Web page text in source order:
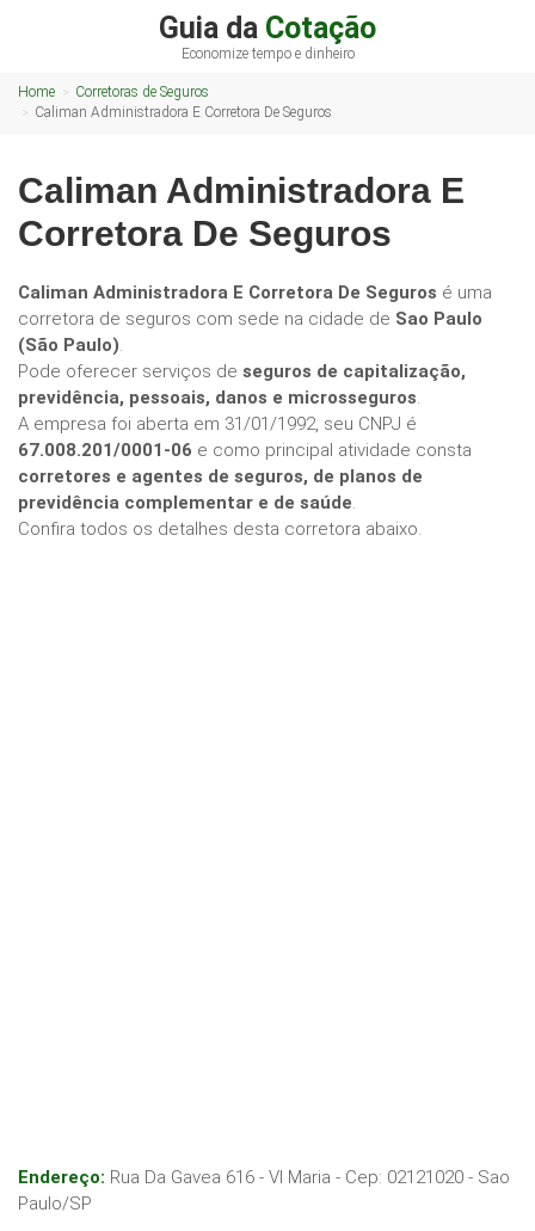
Guia da Cotação
Economize tempo e dinheiro
Home
Corretoras de Seguros
Caliman Administradora E Corretora De Seguros
Caliman Administradora E
Corretora De Seguros
Caliman Administradora E Corretora De Seguros é uma
corretora de seguros com sede na cidade de Sao Paulo
(São Paulo).
Pode oferecer serviços de seguros de capitalização,
previdência, pessoais, danos e microsseguros.
A empresa foi aberta em 31/01/1992, seu CNPJ é
67.008.201/0001-06 e como principal atividade consta
corretores e agentes de seguros, de planos de
previdência complementar e de saúde.
Confira todos os detalhes desta corretora abaixo.
Endereço: Rua Da Gavea 616 - Vl Maria - Cep: 02121020 - Sao
Paulo/SP